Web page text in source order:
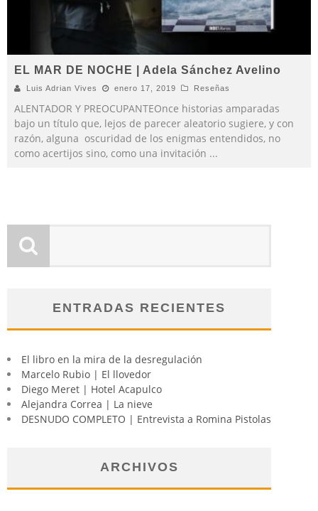
EL MAR DE NOCHE | Adela Sánchez Avelino
Luis Adrian Vives enero 17, 2019 Reseñas
ALENTADOR Y PREOCUPANTEOnce historias amparadas
bajo un título que, lejos de parecer aleatorio sugiere, y con
razón, alguna oscuridad de los enigmas entendidos, no
como acertijos sino, como una invitación ...
ENTRADAS RECIENTES
El libro en la mira de la desregulación
Marcelo Rubio | El llovedor
Diego Meret | Hotel Acapulco
Alejandra Correa | La nieve
DESNUDO COMPLETO | Entrevista a Romina Pistolas
ARCHIVOS